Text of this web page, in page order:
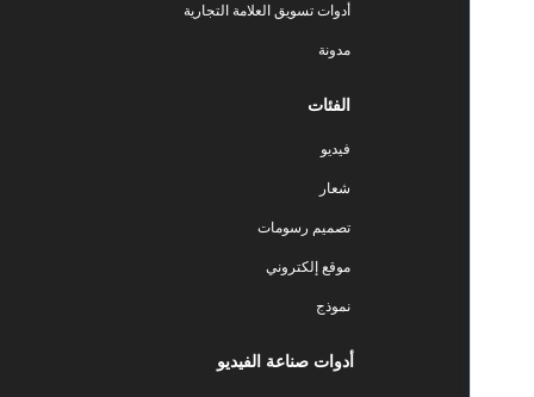
أدوات تسويق العلامة التجارية
تصميم رسومات
موقع إلكتروني
أدوات صناعة الفيديو